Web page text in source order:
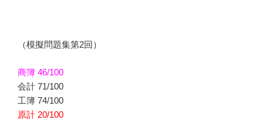
（模擬問題集第2回）
商簿 46/100
会計 71/100
工簿 74/100
原計 20/100